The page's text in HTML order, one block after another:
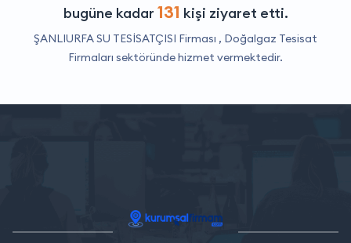
bugüne kadar 131 kişi ziyaret etti.
ŞANLIURFA SU TESİSATÇISI Firması , Doğalgaz Tesisat
Firmaları sektöründe hizmet vermektedir.